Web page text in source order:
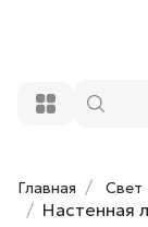
Главная Свет
Настенная
White